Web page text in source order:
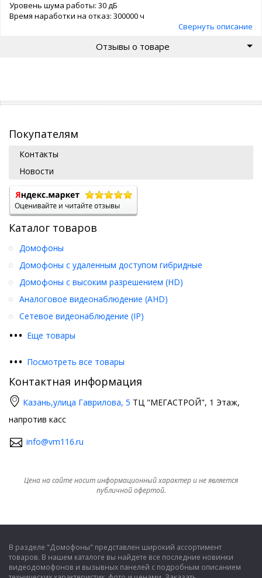
Уровень шума работы: 30 дБ
Время наработки на отказ: 300000 ч
Свернуть описание
Отзывы о товаре
Покупателям
Контакты
Новости
Каталог товаров
••• Еще товары
Домофоны
Домофоны с удаленным доступом гибридные
Домофоны с высоким разрешением (HD)
Аналоговое видеонаблюдение (AHD)
Сетевое видеонаблюдение (IP)
••• Посмотреть все товары
Контактная информация
Казань,улица Гаврилова, 5 ТЦ "МЕГАСТРОЙ", 1 Этаж,
напротив касс
info@vm116.ru
Цена на сайте носит информационный характер и не является
публичной офертой.
В разделе "Домофоны" представлен широкий ассортимент
товаров. В нашем каталоге вы найдете все последние новинки
видеодомофонов и вызывных панелей с подробным описанием